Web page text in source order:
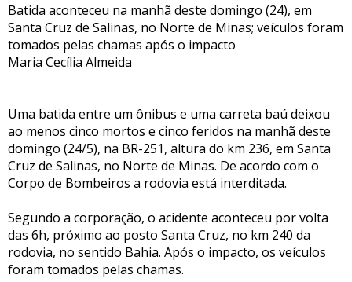
Batida aconteceu na manhã deste domingo (24), em
Santa Cruz de Salinas, no Norte de Minas; veículos foram
tomados pelas chamas após o impacto
Maria Cecília Almeida
Uma batida entre um ônibus e uma carreta baú deixou
ao menos cinco mortos e cinco feridos na manhã deste
domingo (24/5), na BR-251, altura do km 236, em Santa
Cruz de Salinas, no Norte de Minas. De acordo com o
Corpo de Bombeiros a rodovia está interditada.
Segundo a corporação, o acidente aconteceu por volta
das 6h, próximo ao posto Santa Cruz, no km 240 da
rodovia, no sentido Bahia. Após o impacto, os veículos
foram tomados pelas chamas.